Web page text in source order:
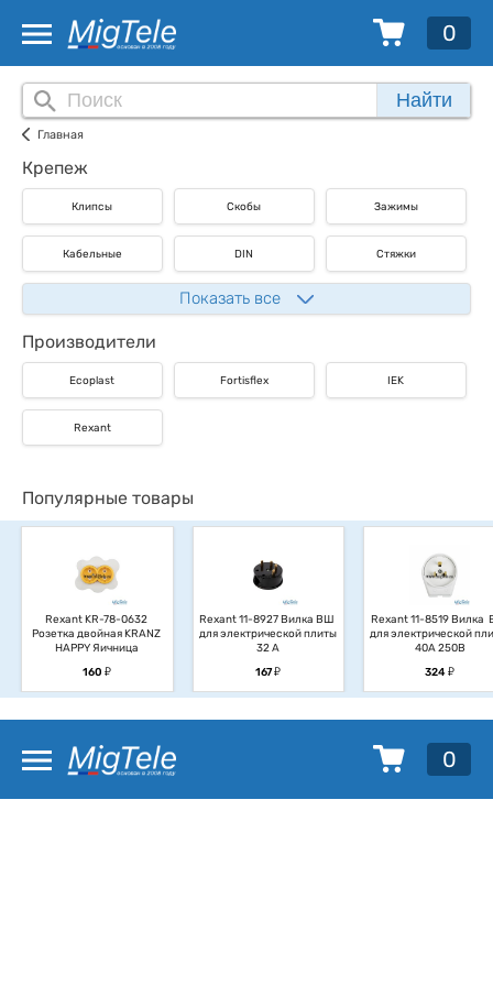
0
Найти
Главная
Крепеж
Клипсы Скобы Зажимы
Кабельные DIN Стяжки
Показать все
Производители
Ecoplast Fortisflex IEK
Rexant
Популярные товары
Rexant KR-78-0632
Розетка двойная KRANZ
HAPPY Яичница
160у
Rexant 11-8927 Вилка ВШ
для электрической плиты
32 А
167у
Rexant 11-8519 Вилка
для электрической
40А 250В
324у
0